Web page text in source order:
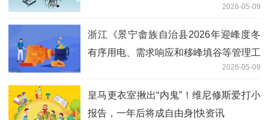
2026-05-09
浙江《景宁畲族自治县2026年迎峰度冬
有序用电、需求响应和移峰填谷等管理工
2026-05-09
皇马更衣室揪出“内鬼”！维尼修斯爱打小
报告，一年后将成自由身|快资讯